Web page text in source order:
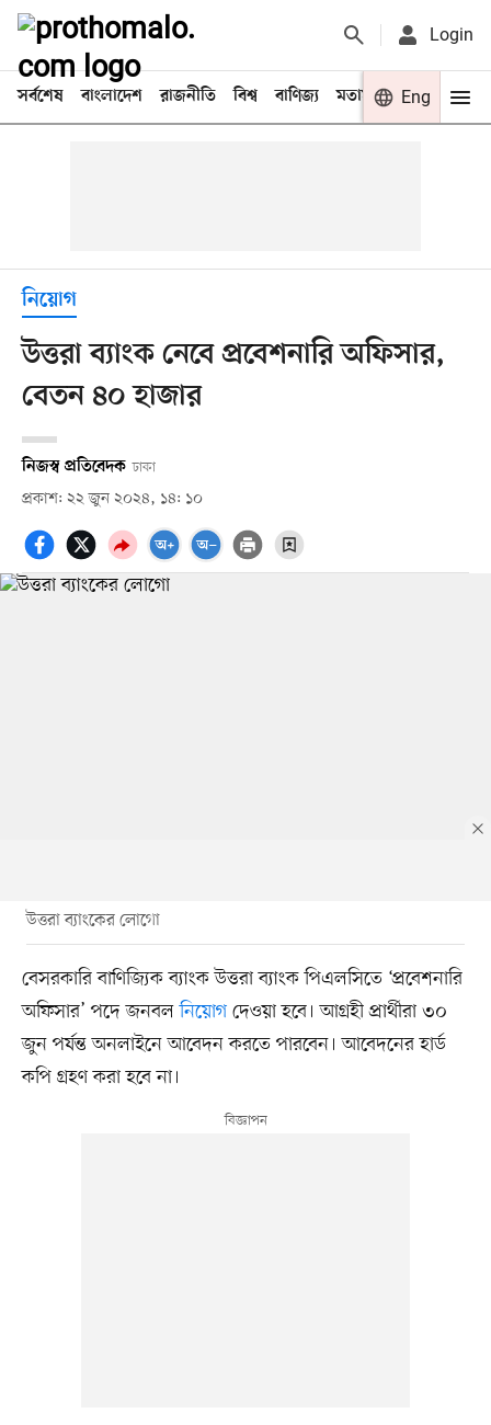
Login
সর্বশেষ বাংলাদেশ রাজনীতি বিশ্ব বাণিজ্য মতামত খেলা
Eng
নিয়োগ
উত্তরা ব্যাংক নেবে প্রবেশনারি অফিসার,
বেতন ৪০ হাজার
নিজস্ব প্রতিবেদক ঢাকা
প্রকাশ: ২২ জুন ২০২৪, ১৪: ১০
উত্তরা ব্যাংকের লোগো
বেসরকারি বাণিজ্যিক ব্যাংক উত্তরা ব্যাংক পিএলসিতে ‘প্রবেশনারি
অফিসার’ পদে জনবলনিয়োগদেওয়া হবে। আগ্রহী প্রার্থীরা ৩০
জুন পর্যন্ত অনলাইনে আবেদন করতে পারবেন। আবেদনের হার্ড
কপি গ্রহণ করা হবে না।